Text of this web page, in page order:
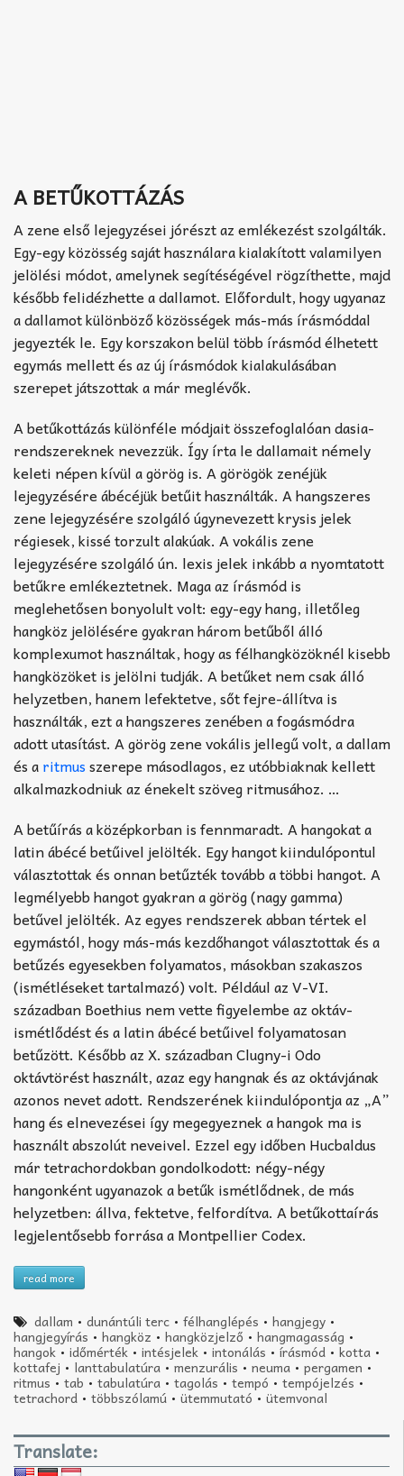
A BETŰKOTTÁZÁS
A zene első lejegyzései jórészt az emlékezést szolgálták.
Egy-egy közösség saját használara kialakított valamilyen
jelölési módot, amelynek segítéségével rögzíthette, majd
később felidézhette a dallamot. Előfordult, hogy ugyanaz
a dallamot különböző közösségek más-más írásmóddal
jegyezték le. Egy korszakon belül több írásmód élhetett
egymás mellett és az új írásmódok kialakulásában
szerepet játszottak a már meglévők.
A betűkottázás különféle módjait összefoglalóan dasia-
rendszereknek nevezzük. Így írta le dallamait némely
keleti népen kívül a görög is. A görögök zenéjük
lejegyzésére ábécéjük betűit használták. A hangszeres
zene lejegyzésére szolgáló úgynevezett krysis jelek
régiesek, kissé torzult alakúak. A vokális zene
lejegyzésére szolgáló ún. lexis jelek inkább a nyomtatott
betűkre emlékeztetnek. Maga az írásmód is
meglehetősen bonyolult volt: egy-egy hang, illetőleg
hangköz jelölésére gyakran három betűből álló
komplexumot használtak, hogy as félhangközöknél kisebb
hangközöket is jelölni tudják. A betűket nem csak álló
helyzetben, hanem lefektetve, sőt fejre-állítva is
használták, ezt a hangszeres zenében a fogásmódra
adott utasítást. A görög zene vokális jellegű volt, a dallam
és aritmusszerepe másodlagos, ez utóbbiaknak kellett
alkalmazkodniuk az énekelt szöveg ritmusához. …
A betűírás a középkorban is fennmaradt. A hangokat a
latin ábécé betűivel jelölték. Egy hangot kiindulópontul
választottak és onnan betűzték tovább a többi hangot. A
legmélyebb hangot gyakran a görög (nagy gamma)
betűvel jelölték. Az egyes rendszerek abban tértek el
egymástól, hogy más-más kezdőhangot választottak és a
betűzés egyesekben folyamatos, másokban szakaszos
(ismétléseket tartalmazó) volt. Például az V-VI.
században Boethius nem vette figyelembe az oktáv-
ismétlődést és a latin ábécé betűivel folyamatosan
betűzött. Később az X. században Clugny-i Odo
oktávtörést használt, azaz egy hangnak és az oktávjának
azonos nevet adott. Rendszerének kiindulópontja az „A”
hang és elnevezései így megegyeznek a hangok ma is
használt abszolút neveivel. Ezzel egy időben Hucbaldus
már tetrachordokban gondolkodott: négy-négy
hangonként ugyanazok a betűk ismétlődnek, de más
helyzetben: állva, fektetve, felfordítva. A betűkottaírás
legjelentősebb forrása a Montpellier Codex.
read more
dallam •dunántúli terc •félhanglépés •hangjegy •
hangjegyírás • hangköz • hangközjelző • hangmagasság •
hangok• időmérték• intésjelek • intonálás • írásmód •kotta •
kottafej • lanttabulatúra •menzurális • neuma • pergamen •
ritmus • tab • tabulatúra • tagolás • tempó • tempójelzés •
tetrachord • többszólamú • ütemmutató• ütemvonal
Translate: